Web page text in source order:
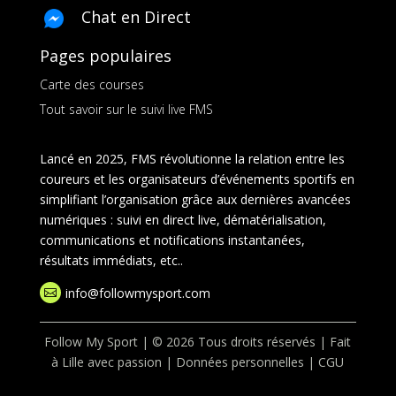
Chat en Direct
Pages populaires
Carte des courses
Tout savoir sur le suivi live FMS
Lancé en 2025, FMS révolutionne la relation entre les
coureurs et les organisateurs d’événements sportifs en
simplifiant l’organisation grâce aux dernières avancées
numériques : suivi en direct live, dématérialisation,
communications et notifications instantanées,
résultats immédiats, etc..
 info@followmysport.com
Follow My Sport | © 2026 Tous droits réservés | Fait
à Lille avec passion | Données personnelles |CGU